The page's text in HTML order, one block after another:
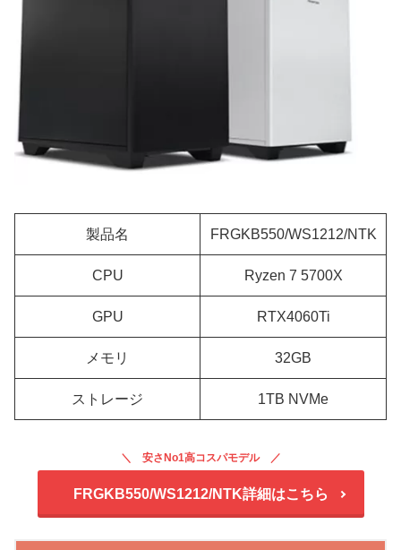
製品名 FRGKB550/WS1212/NTK
CPU Ryzen 7 5700X
GPU RTX4060Ti
メモリ 32GB
ストレージ 1TB NVMe
安さNo1高コスパモデル
FRGKB550/WS1212/NTK詳細はこちら